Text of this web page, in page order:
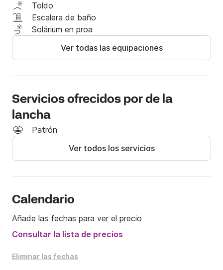
Croacia.
¡Prepárate para experimentar lo que se siente ser un
Adriático y disfruta!
¡El combustible no está incluido en el precio!
Si tiene alguna pregunta, puede comunicarse conmigo
en la plataforma Click&Boat para obtener más
información.
Toldo
Escalera de baño
Solárium en proa
Ver todas las equipaciones
Servicios ofrecidos por de la
lancha
Patrón
Ver todos los servicios
Calendario
Añade las fechas para ver el precio
Consultar la lista de precios
Eliminar las fechas